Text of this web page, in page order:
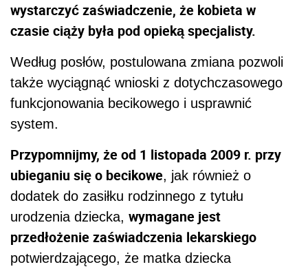
wystarczyć zaświadczenie, że kobieta w
czasie ciąży była pod opieką specjalisty.
Według posłów, postulowana zmiana pozwoli
także wyciągnąć wnioski z dotychczasowego
funkcjonowania becikowego i usprawnić
system.
Przypomnijmy, że od 1 listopada 2009 r. przy
ubieganiu się o becikowe, jak również o
dodatek do zasiłku rodzinnego z tytułu
urodzenia dziecka, wymagane jest
przedłożenie zaświadczenia lekarskiego
potwierdzającego, że matka dziecka